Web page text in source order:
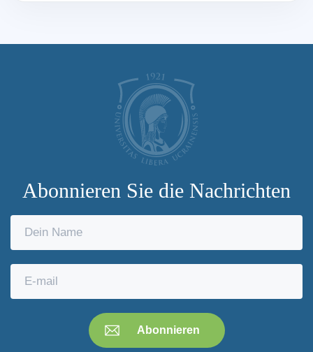
Abonnieren Sie die Nachrichten